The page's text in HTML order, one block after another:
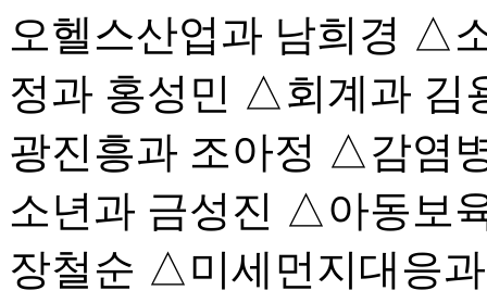
오헬스산업과 남희경 △
정과 홍성민 △회계과 김
광진흥과 조아정 △감염
소년과 금성진 △아동보
장철순 △미세먼지대응